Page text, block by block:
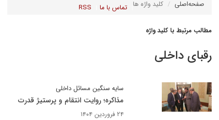
تماس با ما RSS صفحه‌اصلی کلید واژه ها
مطالب مرتبط با کلید واژه
رقبای داخلی
سایه سنگین مسائل داخلی
مذاکره؛ روایت انتقام و پرستیژ قدرت
۲۴ فروردین ۱۴۰۴